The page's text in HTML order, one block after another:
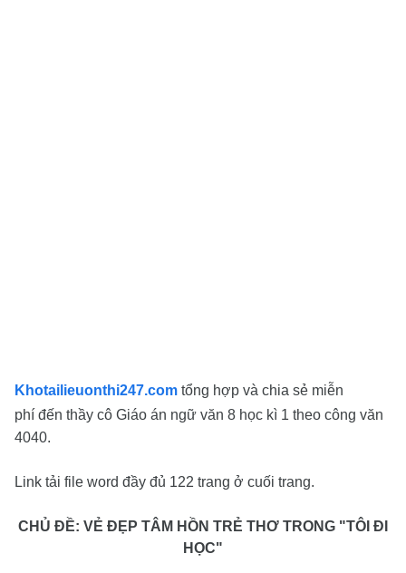
Khotailieuonthi247.com tổng hợp và chia sẻ miễn
phí đến thầy cô Giáo án ngữ văn 8 học kì 1 theo công văn
4040.
Link tải file word đầy đủ 122 trang ở cuối trang.
CHỦ ĐỀ: VẺ ĐẸP TÂM HỒN TRẺ THƠ TRONG "TÔI ĐI
HỌC"